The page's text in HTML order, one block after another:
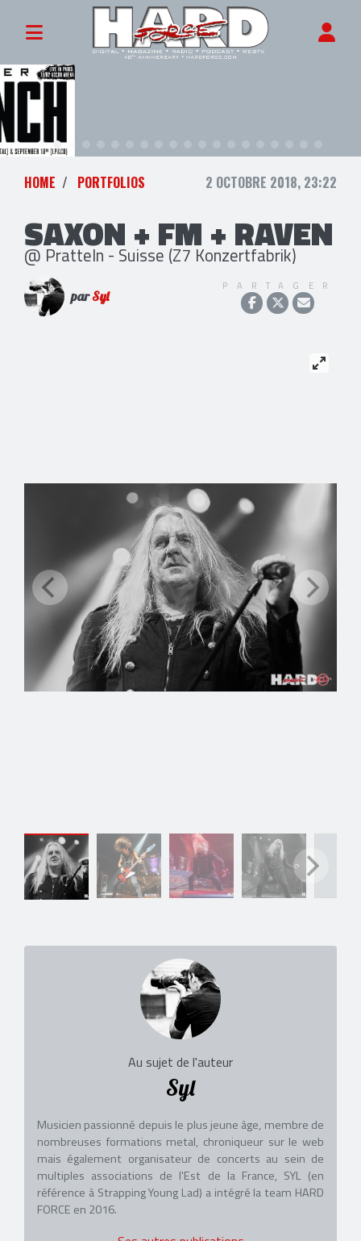
HOME PORTFOLIOS 2 OCTOBRE 2018, 23:22
SAXON + FM + RAVEN
@ Pratteln - Suisse (Z7 Konzertfabrik)
parSyl
PARTAGER
Au sujet de l'auteur
Syl
Musicien passionné depuis le plus jeune âge, membre de
nombreuses formations metal, chroniqueur sur le web
mais également organisateur de concerts au sein de
multiples associations de l'Est de la France, SYL (en
référence à Strapping Young Lad) a intégré la team HARD
FORCE en 2016.